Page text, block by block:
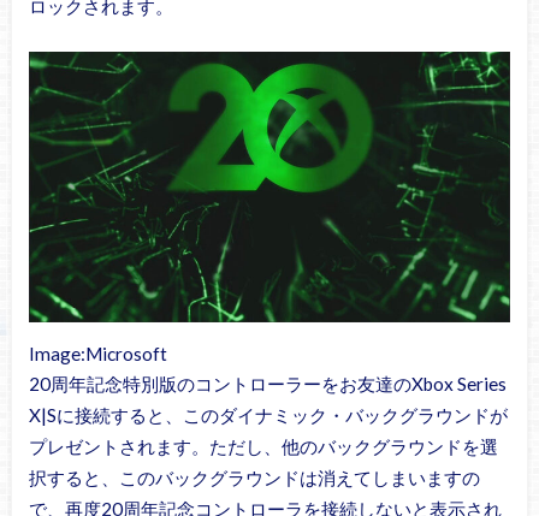
ロックされます。
Image:Microsoft
20周年記念特別版のコントローラーをお友達のXbox Series
X|Sに接続すると、このダイナミック・バックグラウンドが
プレゼントされます。ただし、他のバックグラウンドを選
択すると、このバックグラウンドは消えてしまいますの
で、再度20周年記念コントローラを接続しないと表示され